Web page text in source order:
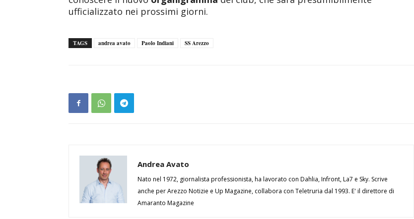
ufficializzato nei prossimi giorni.
TAGS andrea avato Paolo Indiani SS Arezzo
Andrea Avato
Nato nel 1972, giornalista professionista, ha lavorato con Dahlia, Infront, La7 e Sky. Scrive
anche per Arezzo Notizie e Up Magazine, collabora con Teletruria dal 1993. E' il direttore di
Amaranto Magazine